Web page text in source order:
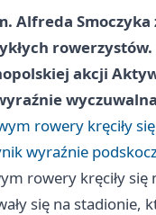
Alfreda
akcji
rowery kręciły
wyraźnie
rowery kręciły
się na